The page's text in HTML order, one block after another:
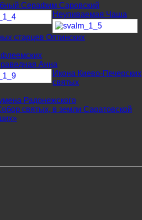
Серафим Саровский
Неупиваемая Чаша
старцев Оптинских
Анна
Икона Киево-Печерских
святых
Радонежского
святых, в земли Саратовской